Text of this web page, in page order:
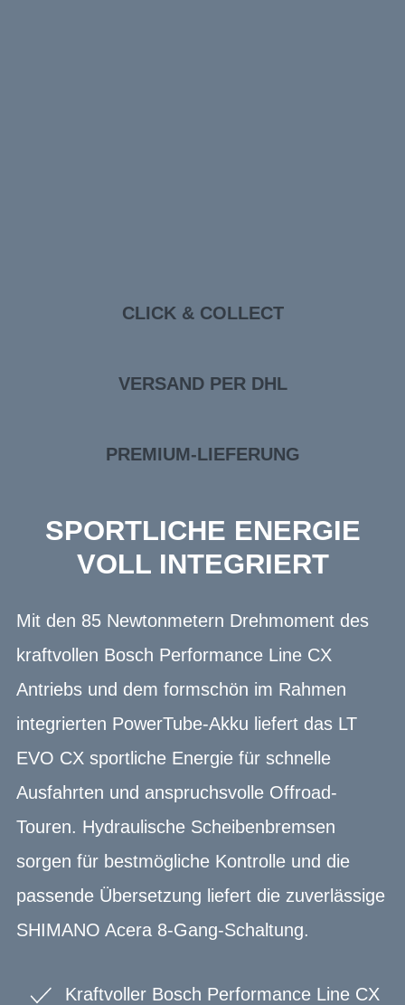
CLICK & COLLECT
VERSAND PER DHL
PREMIUM-LIEFERUNG
SPORTLICHE ENERGIE
VOLL INTEGRIERT
Mit den 85 Newtonmetern Drehmoment des
kraftvollen Bosch Performance Line CX
Antriebs und dem formschön im Rahmen
integrierten PowerTube-Akku liefert das LT
EVO CX sportliche Energie für schnelle
Ausfahrten und anspruchsvolle Offroad-
Touren. Hydraulische Scheibenbremsen
sorgen für bestmögliche Kontrolle und die
passende Übersetzung liefert die zuverlässige
SHIMANO Acera 8-Gang-Schaltung.
Kraftvoller Bosch Performance Line CX